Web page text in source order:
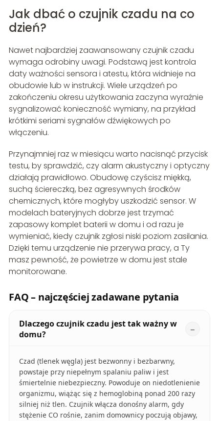
Jak dbać o czujnik czadu na co
dzień?
Nawet najbardziej zaawansowany czujnik czadu
wymaga odrobiny uwagi. Podstawą jest kontrola
daty ważności sensora i atestu, która widnieje na
obudowie lub w instrukcji. Wiele urządzeń po
zakończeniu okresu użytkowania zaczyna wyraźnie
sygnalizować konieczność wymiany, na przykład
krótkimi seriami sygnałów dźwiękowych po
włączeniu.
Przynajmniej raz w miesiącu warto nacisnąć przycisk
testu, by sprawdzić, czy alarm akustyczny i optyczny
działają prawidłowo. Obudowę czyścisz miękką,
suchą ściereczką, bez agresywnych środków
chemicznych, które mogłyby uszkodzić sensor. W
modelach bateryjnych dobrze jest trzymać
zapasowy komplet baterii w domu i od razu je
wymieniać, kiedy czujnik zgłosi niski poziom zasilania.
Dzięki temu urządzenie nie przerywa pracy, a Ty
masz pewność, że powietrze w domu jest stale
monitorowane.
FAQ – najczęściej zadawane pytania
Dlaczego czujnik czadu jest tak ważny w
domu?
Czad (tlenek węgla) jest bezwonny i bezbarwny,
powstaje przy niepełnym spalaniu paliw i jest
śmiertelnie niebezpieczny. Powoduje on niedotlenienie
organizmu, wiążąc się z hemoglobiną ponad 200 razy
silniej niż tlen. Czujnik włącza donośny alarm, gdy
stężenie CO rośnie, zanim domownicy poczują objawy,